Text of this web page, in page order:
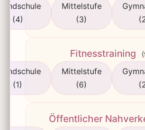
(4)
Mittelstufe
(3)
Fitnesstraining
(1)
Mittelstufe
(6)
Öffentlicher